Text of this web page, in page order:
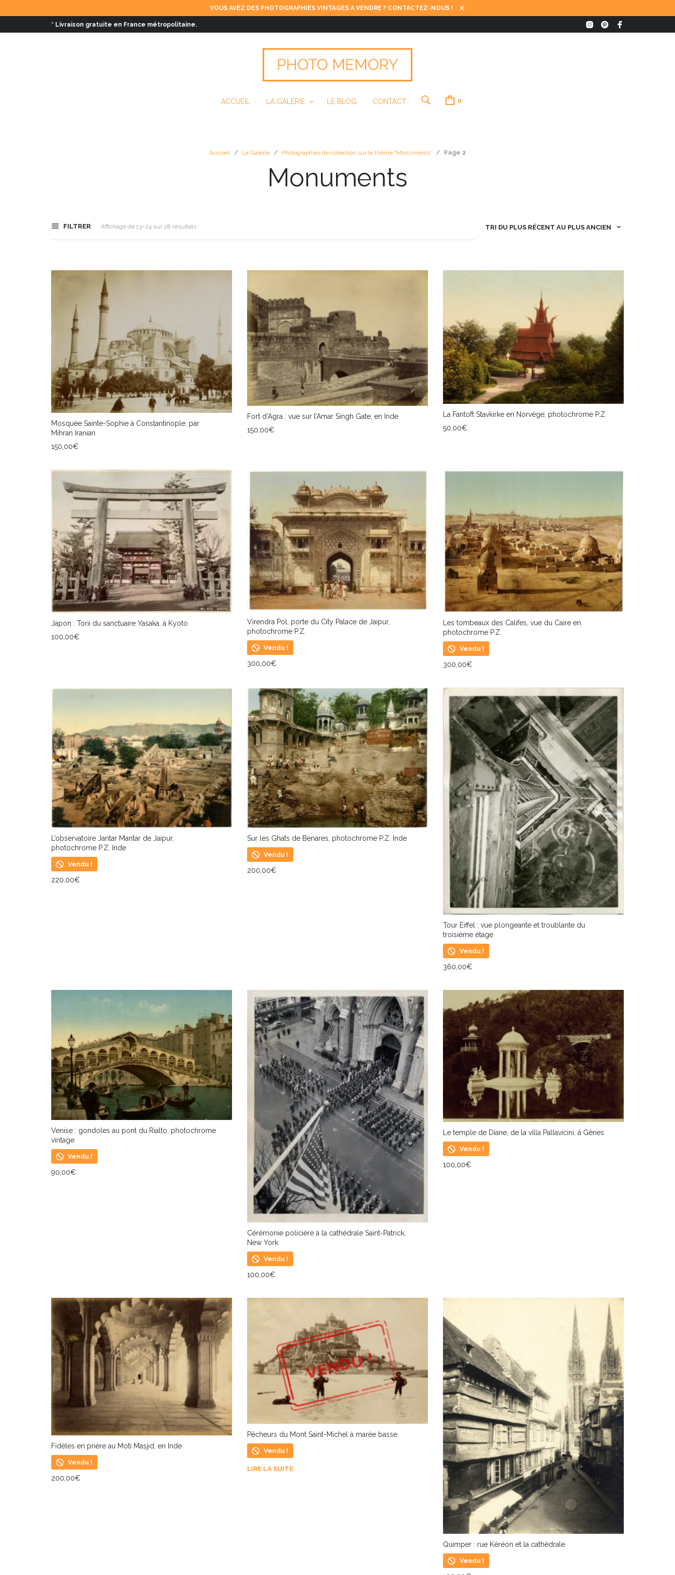
VOUS AVEZ DES PHOTOGRAPHIES VINTAGES A VENDRE ? CONTACTEZ-NOUS !
* Livraison gratuite en France métropolitaine.
ACCUEIL LA GALERIE LE BLOG CONTACT 0
Accueil / La Galerie / Photographies de collection sur le thème “Monuments” / Page 2
Monuments
FILTRER Affichage de 13–24 sur 28 résultatsTrié
TRI DU PLUS RÉCENT AU PLUS ANCIEN
Mosquée Sainte-Sophie à Constantinople, par
Mihran Iranian
150,00€
Fort d’Agra : vue sur l’Amar Singh Gate, en Inde
150,00€
La Fantoft Stavkirke en Norvège, photochrome P.Z.
50,00€
Japon : Torii du sanctuaire Yasaka, à Kyoto
100,00€
Virendra Pol, porte du City Palace de Jaipur,
photochrome P.Z.
Vendu !
300,00€
Les tombeaux des Califes, vue du Caire en
photochrome P.Z.
Vendu !
300,00€
L’observatoire Jantar Mantar de Jaipur,
photochrome P.Z. Inde
Vendu !
220,00€
Sur les Ghats de Benares, photochrome P.Z. Inde
Vendu !
200,00€
Tour Eiffel : vue plongeante et troublante du
troisième étage
Vendu !
360,00€
Venise : gondoles au pont du Rialto, photochrome
vintage
Vendu !
90,00€
Cérémonie policière à la cathédrale Saint-Patrick,
New York
Vendu !
100,00€
Le temple de Diane, de la villa Pallavicini, à Gênes
Vendu !
100,00€
Fidèles en prière au Moti Masjid, en Inde
Vendu !
200,00€
Pêcheurs du Mont Saint-Michel à marée basse
Vendu !
LIRE LA SUITE
Quimper : rue Kéréon et la cathédrale
Vendu !